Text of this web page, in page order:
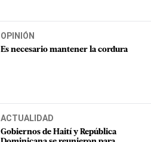
OPINIÓN
Es necesario mantener la cordura
ACTUALIDAD
Gobiernos de Haití y República